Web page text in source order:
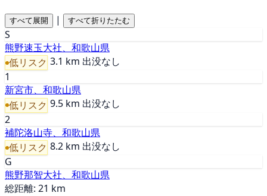
すべて展開 | すべて折りたたむ
S
熊野速玉大社、和歌山県
低リスク 3.1 km 出没なし
1
新宮市、和歌山県
低リスク 9.5 km 出没なし
2
補陀洛山寺、和歌山県
低リスク 8.2 km 出没なし
G
熊野那智大社、和歌山県
総距離: 21 km